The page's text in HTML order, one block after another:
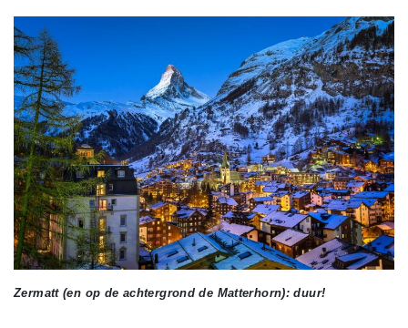
Zermatt (en op de achtergrond de Matterhorn): duur!